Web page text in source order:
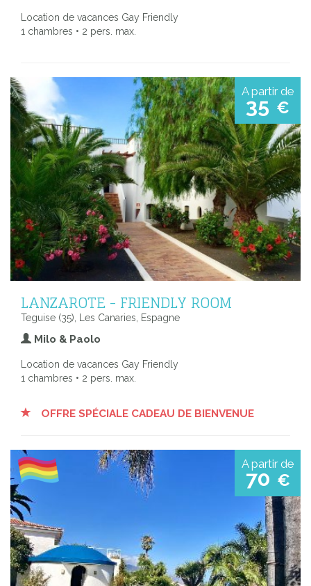
Location de vacances Gay Friendly
1 chambres • 2 pers. max.
A partir de
35 €
LANZAROTE - FRIENDLY ROOM
Teguise (35), Les Canaries, Espagne
Milo & Paolo
Location de vacances Gay Friendly
1 chambres • 2 pers. max.
OFFRE SPÉCIALE CADEAU DE BIENVENUE
A partir de
70 €